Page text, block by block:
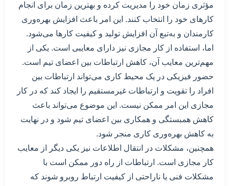
مؤثری زمان خود را مدیریت کرده و بهترین زمان برای انجام
کارهای خود را انتخاب کنند. این امر باعث افزایش بهره‌وری
کارمندان و به‌تبع آن افزایش تولید و کیفیت کارها می‌شود.
اما، استفاده از کار مجازی نیز دارای معایبی است. یکی از
مهم‌ترین معایب آن، کاهش ارتباطات بین اعضای تیم است.
حضور فیزیکی در یک محیط کاری می‌تواند ارتباطات بین
افراد را تقویت و ارتباطات غیرمستقیم را ایجاد کند که در کار
مجازی این امر ممکن نیست. این موضوع می‌تواند باعث
کاهش همبستگی و همکاری بین اعضای تیم شود و در نهایت
به کاهش بهره‌وری کاری منجر شود.
همچنین، مشکلات در انتقال اطلاعات نیز یکی دیگر از معایب
کار مجازی است. ارتباطات از راه دور ممکن است با
مشکلات فنی یا ناراحتی از کیفیت ارتباط روبرو شوند که